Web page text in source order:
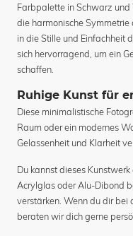
Farbpalette in Schwarz
die harmonische
in die Stille und Einfachheit
sich hervorragend, um ein
schaffen.
Ruhige Kunst für
Diese minimalistische
Raum oder ein modernes
Gelassenheit und Klarheit
Du kannst dieses
Acrylglas oder Alu-Dibond
verstärken. Wenn du dir bei
beraten wir dich gerne